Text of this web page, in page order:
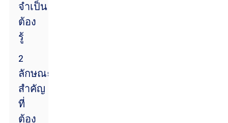
จำเป็น
ต้อง
รู้
2
ลักษณะ
สำคัญ
ที่
ต้อง